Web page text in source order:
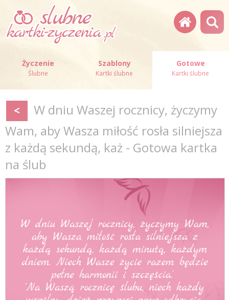
Życzenie
Ślubne
Szablony
Kartki ślubne
Gotowe
Kartki ślubne
<
W dniu Waszej rocznicy, życzymy
Wam, aby Wasza miłość rosła silniejsza
z każdą sekundą, każ - Gotowa kartka
na ślub